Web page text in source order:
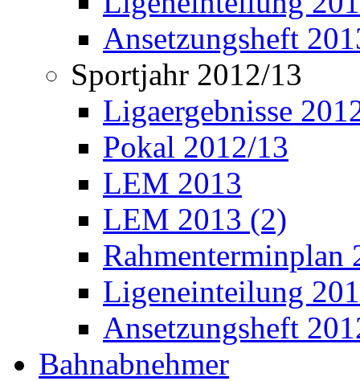
Ansetzungsheft
Sportjahr 2012/13
Ligaergebnisse
Pokal 2012/13
LEM 2013
LEM 2013 (2)
Rahmenterminplan
Ligeneinteilung
Ansetzungsheft
Bahnabnehmer